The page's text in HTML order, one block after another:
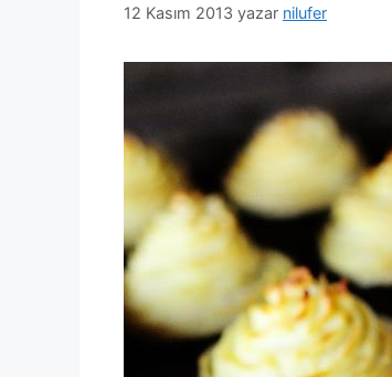
12 Kasım 2013 yazar nilufer